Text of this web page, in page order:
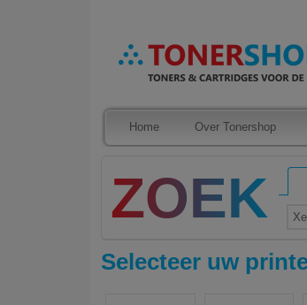
Home Over Tonershop
Selecteer uw